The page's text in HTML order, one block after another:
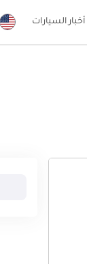
أخبار السيارات